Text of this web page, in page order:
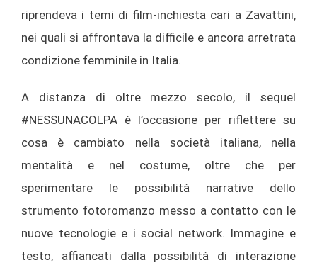
riprendeva i temi di film-inchiesta cari a Zavattini,
nei quali si affrontava la difficile e ancora arretrata
condizione femminile in Italia.
A distanza di oltre mezzo secolo, il sequel
#NESSUNACOLPA è l’occasione per riflettere su
cosa è cambiato nella società italiana, nella
mentalità e nel costume, oltre che per
sperimentare le possibilità narrative dello
strumento fotoromanzo messo a contatto con le
nuove tecnologie e i social network. Immagine e
testo, affiancati dalla possibilità di interazione